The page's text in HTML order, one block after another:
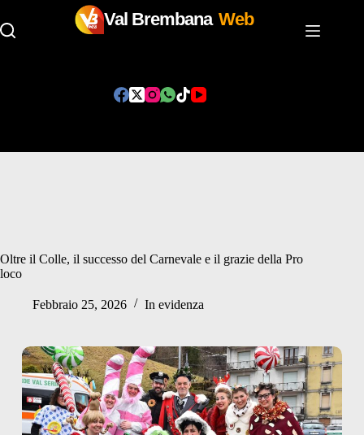
Val Brembana Web
Oltre il Colle, il successo del Carnevale e il grazie della Pro
loco
Febbraio 25, 2026 In evidenza